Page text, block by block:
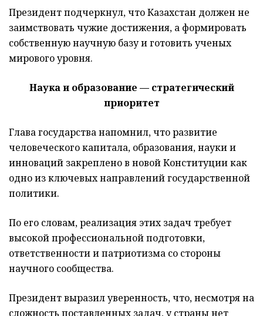
Президент подчеркнул, что Казахстан должен не
заимствовать чужие достижения, а формировать
собственную научную базу и готовить ученых
мирового уровня.
Наука и образование — стратегический
приоритет
Глава государства напомнил, что развитие
человеческого капитала, образования, науки и
инноваций закреплено в новой Конституции как
одно из ключевых направлений государственной
политики.
По его словам, реализация этих задач требует
высокой профессиональной подготовки,
ответственности и патриотизма со стороны
научного сообщества.
Президент выразил уверенность, что, несмотря на
сложность поставленных задач, у страны нет